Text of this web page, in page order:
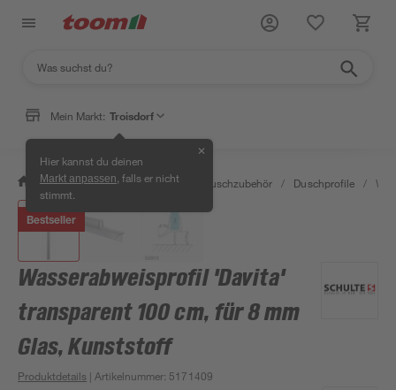
Mein Markt: Troisdorf
Hier kannst du deinen
Markt anpassen , falls er nicht
stimmt.
✕
/ Bad & Sanitär / Duschen Duschzubehör / Duschprofile /
Bestseller
Wasserabweisprofil 'Davita'
transparent 100 cm, für 8 mm
Glas, Kunststoff
Produktdetails | Artikelnummer: 5171409